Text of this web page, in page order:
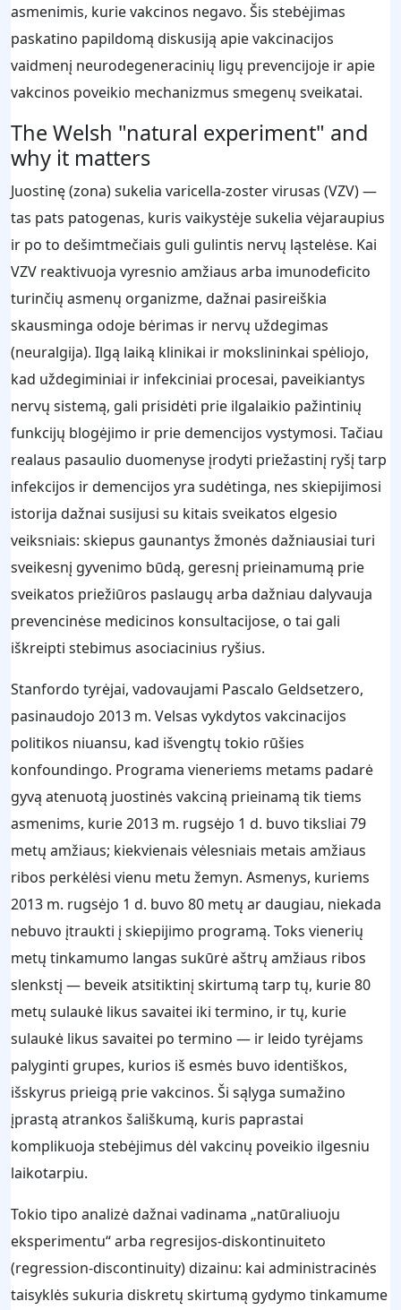
asmenimis, kurie vakcinos negavo. Šis stebėjimas
paskatino papildomą diskusiją apie vakcinacijos
vaidmenį neurodegeneracinių ligų prevencijoje ir apie
vakcinos poveikio mechanizmus smegenų sveikatai.
The Welsh "natural experiment" and
why it matters
Juostinę (zona) sukelia varicella‑zoster virusas (VZV) —
tas pats patogenas, kuris vaikystėje sukelia vėjaraupius
ir po to dešimtmečiais guli gulintis nervų ląstelėse. Kai
VZV reaktivuoja vyresnio amžiaus arba imunodeficito
turinčių asmenų organizme, dažnai pasireiškia
skausminga odoje bėrimas ir nervų uždegimas
(neuralgija). Ilgą laiką klinikai ir mokslininkai spėliojo,
kad uždegiminiai ir infekciniai procesai, paveikiantys
nervų sistemą, gali prisidėti prie ilgalaikio pažintinių
funkcijų blogėjimo ir prie demencijos vystymosi. Tačiau
realaus pasaulio duomenyse įrodyti priežastinį ryšį tarp
infekcijos ir demencijos yra sudėtinga, nes skiepijimosi
istorija dažnai susijusi su kitais sveikatos elgesio
veiksniais: skiepus gaunantys žmonės dažniausiai turi
sveikesnį gyvenimo būdą, geresnį prieinamumą prie
sveikatos priežiūros paslaugų arba dažniau dalyvauja
prevencinėse medicinos konsultacijose, o tai gali
iškreipti stebimus asociacinius ryšius.
Stanfordo tyrėjai, vadovaujami Pascalo Geldsetzero,
pasinaudojo 2013 m. Velsas vykdytos vakcinacijos
politikos niuansu, kad išvengtų tokio rūšies
konfoundingo. Programa vieneriems metams padarė
gyvą atenuotą juostinės vakciną prieinamą tik tiems
asmenims, kurie 2013 m. rugsėjo 1 d. buvo tiksliai 79
metų amžiaus; kiekvienais vėlesniais metais amžiaus
ribos perkėlėsi vienu metu žemyn. Asmenys, kuriems
2013 m. rugsėjo 1 d. buvo 80 metų ar daugiau, niekada
nebuvo įtraukti į skiepijimo programą. Toks vienerių
metų tinkamumo langas sukūrė aštrų amžiaus ribos
slenkstį — beveik atsitiktinį skirtumą tarp tų, kurie 80
metų sulaukė likus savaitei iki termino, ir tų, kurie
sulaukė likus savaitei po termino — ir leido tyrėjams
palyginti grupes, kurios iš esmės buvo identiškos,
išskyrus prieigą prie vakcinos. Ši sąlyga sumažino
įprastą atrankos šališkumą, kuris paprastai
komplikuoja stebėjimus dėl vakcinų poveikio ilgesniu
laikotarpiu.
Tokio tipo analizė dažnai vadinama „natūraliuoju
eksperimentu“ arba regresijos‑diskontinuiteto
(regression‑discontinuity) dizainu: kai administracinės
taisyklės sukuria diskretų skirtumą gydymo tinkamume